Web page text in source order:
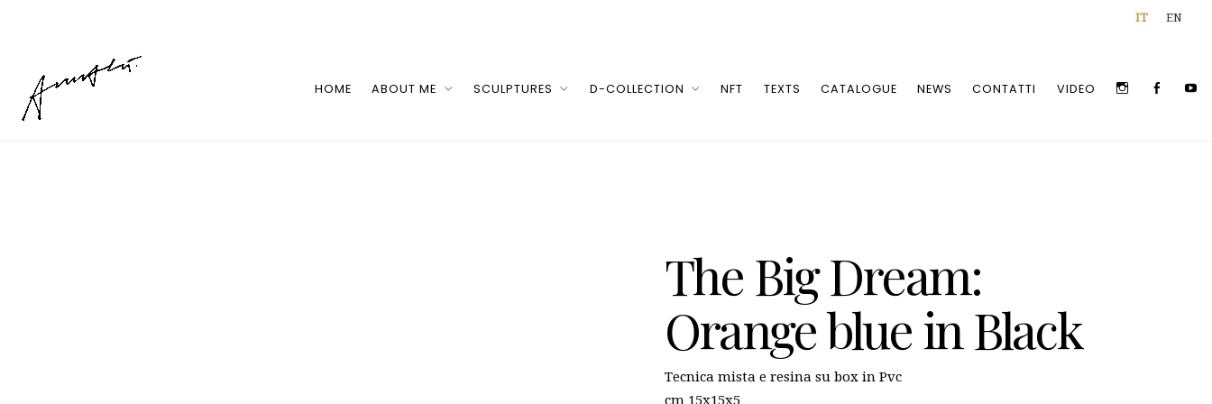
IT EN
HOME ABOUT ME SCULPTURES D-COLLECTION NFT TEXTS CATALOGUE NEWS CONTATTI VIDEO INSTAGRAM
The Big Dream:
Orange blue in Black
Tecnica mista e resina su box in Pvc
cm 15x15x5